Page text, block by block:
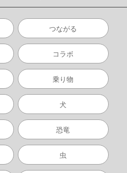
つながる
コラボ
乗り物
犬
恐竜
虫